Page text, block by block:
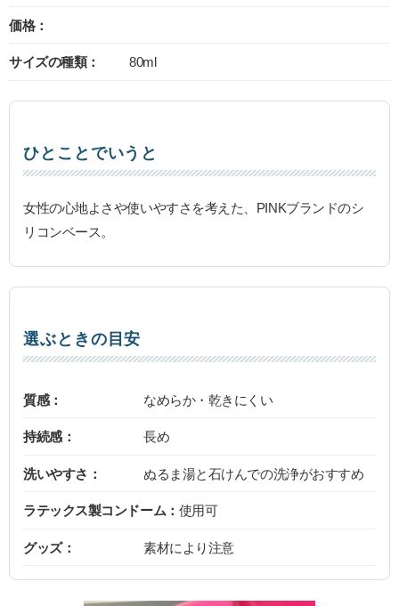
価格：
サイズの種類： 80ml
ひとことでいうと
女性の心地よさや使いやすさを考えた、PINKブランドのシ
リコンベース。
選ぶときの目安
質感： なめらか・乾きにくい
持続感： 長め
洗いやすさ： ぬるま湯と石けんでの洗浄がおすすめ
ラテックス製コンドーム： 使用可
グッズ： 素材により注意